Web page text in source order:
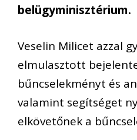
belügyminisztérium.
Veselin Milicet azzal
elmulasztott
bűncselekményt és
valamint segítséget
elkövetőnek a